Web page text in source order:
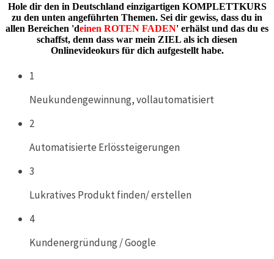
Hole dir den in Deutschland einzigartigen KOMPLETTKURS
zu den unten angeführten Themen. Sei dir gewiss, dass du in
allen Bereichen 'deinen ROTEN FADEN' erhälst und das du es
schaffst, denn dass war mein ZIEL als ich diesen
Onlinevideokurs für dich aufgestellt habe.
1
Neukundengewinnung, vollautomatisiert
2
Automatisierte Erlössteigerungen
3
Lukratives Produkt finden/ erstellen
4
Kundenergründung / Google